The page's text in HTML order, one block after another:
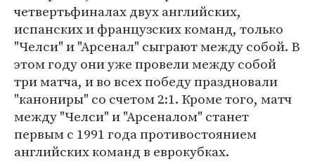
четвертьфиналах двух английских,
испанских и французских команд, только
"Челси" и "Арсенал" сыграют между собой. В
этом году они уже провели между собой
три матча, и во всех победу праздновали
"канониры" со счетом 2:1. Кроме того, матч
между "Челси" и "Арсеналом" станет
первым с 1991 года противостоянием
английских команд в еврокубках.